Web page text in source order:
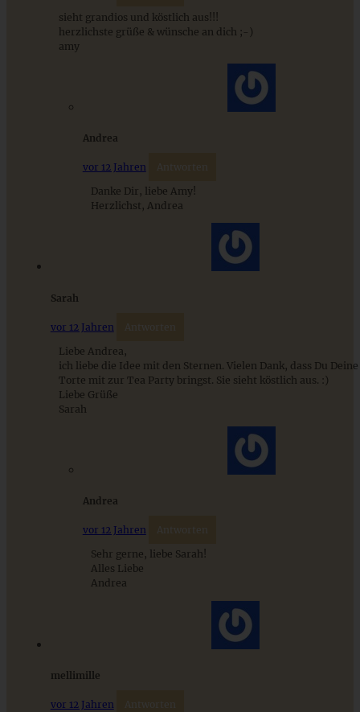
Homemade Kokos-Granola – Kokos-Knusper-Müsli ohne
Mediterran gewürztes Gemüse auf cremigem Tahini-
Minz-Joghurt
ZUM BEITRAG
sieht grandios und köstlich aus!!!
herzlichste grüße & wünsche an dich ;-)
amy
Andrea
vor 12 Jahren Antworten
Danke Dir, liebe Amy!
Herzlichst, Andrea
Sarah
vor 12 Jahren Antworten
Liebe Andrea,
ich liebe die Idee mit den Sternen. Vielen Dank, dass Du
Torte mit zur Tea Party bringst. Sie sieht köstlich aus. :)
Liebe Grüße
Sarah
Andrea
vor 12 Jahren Antworten
Sehr gerne, liebe Sarah!
Alles Liebe
Andrea
mellimille
vor 12 Jahren Antworten